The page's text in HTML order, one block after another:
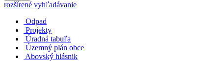
rozšírené vyhľadávanie
Odpad
Projekty
Úradná tabuľa
Územný plán obce
Abovský hlásnik